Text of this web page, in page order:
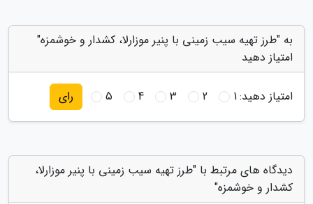
به "طرز تهیه سیب زمینی با پنیر موزارلا، کشدار و خوشمزه"
امتیاز دهید
امتیاز دهید:1
2
3
4
5 رای
دیدگاه های مرتبط با "طرز تهیه سیب زمینی با پنیر موزارلا،
کشدار و خوشمزه"